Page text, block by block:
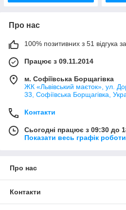
Про нас
100% позитивних з 51 відгука
Працює з 09.11.2014
м. Софіївська Борщагівка
ЖК «Львівський маєток», ул.
33, Софіївська Борщагівка,
Контакти
Сьогодні працює з 09:30 до
Показати весь графік роботи
Про нас
Контакти